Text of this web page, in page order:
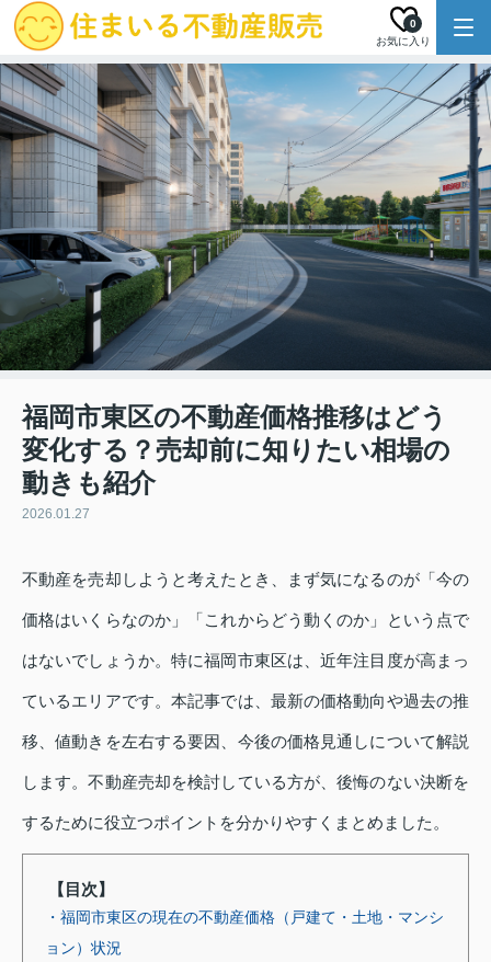
お気に入り
0
福岡市東区の不動産価格推移はどう
変化する？売却前に知りたい相場の
動きも紹介
2026.01.27
不動産を売却しようと考えたとき、まず気になるのが「今の
価格はいくらなのか」「これからどう動くのか」という点で
はないでしょうか。特に福岡市東区は、近年注目度が高まっ
ているエリアです。本記事では、最新の価格動向や過去の推
移、値動きを左右する要因、今後の価格見通しについて解説
します。不動産売却を検討している方が、後悔のない決断を
するために役立つポイントを分かりやすくまとめました。
【目次】
・福岡市東区の現在の不動産価格（戸建て・土地・マンシ
ョン）状況